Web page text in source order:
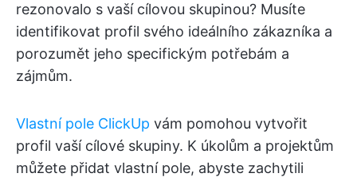
rezonovalo s vaší cílovou skupinou? Musíte
identifikovat profil svého ideálního zákazníka a
porozumět jeho specifickým potřebám a
zájmům.
Vlastní pole ClickUp vám pomohou vytvořit
profil vaší cílové skupiny. K úkolům a projektům
můžete přidat vlastní pole, abyste zachytili